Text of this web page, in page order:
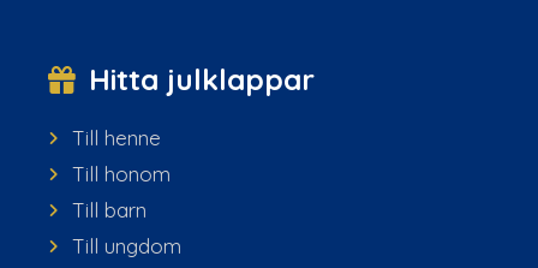
Hitta julklappar
Till henne
Till honom
Till barn
Till ungdom